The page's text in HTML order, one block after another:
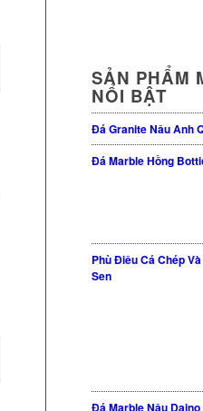
SẢN PHẨM
NỔI BẬT
Đá Granite Nâu Anh
Đá Marble Hồng
Phù Điêu Cá Chép
Sen
Đá Marble Nâu Daino